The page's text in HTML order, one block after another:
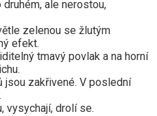
ale nerostou,
zelenou se žlutým
efekt.
tmavý povlak a na horní
jsou zakřivené. V poslední
vysychají, drolí se.